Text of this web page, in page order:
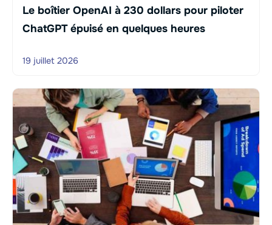
Le boîtier OpenAI à 230 dollars pour piloter
ChatGPT épuisé en quelques heures
19 juillet 2026